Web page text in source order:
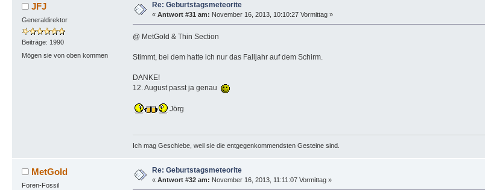
JFJ
Generaldirektor
Beiträge: 1990
Mögen sie von oben kommen
Re: Geburtstagsmeteorite
« Antwort #31 am: November 16, 2013, 10:10:27 Vormittag »
@ MetGold & Thin Section
Stimmt, bei dem hatte ich nur das Falljahr auf dem Schirm.
DANKE!
12. August passt ja genau
Jörg
Ich mag Geschiebe, weil sie die entgegenkommendsten Gesteine sind.
MetGold
Foren-Fossil
Re: Geburtstagsmeteorite
« Antwort #32 am: November 16, 2013, 11:11:07 Vormittag »